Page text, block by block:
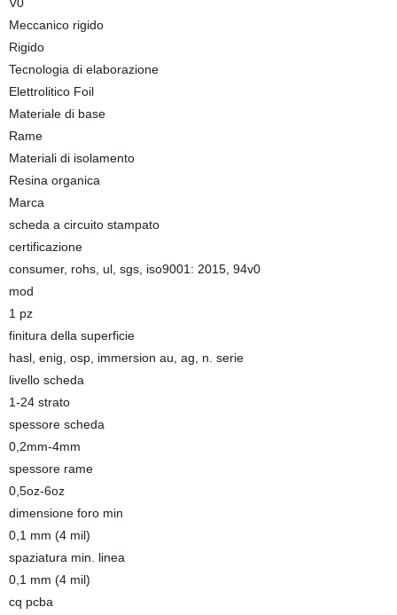
Meccanico rigido
Rigido
Tecnologia di elaborazione
Elettrolitico Foil
Materiale di base
Rame
Materiali di isolamento
Resina organica
Marca
scheda a circuito stampato
certificazione
consumer, rohs, ul, sgs, iso9001: 2015, 94v0
mod
1 pz
finitura della superficie
hasl, enig, osp, immersion au, ag, n. serie
livello scheda
1-24 strato
spessore scheda
0,2mm-4mm
spessore rame
0,5oz-6oz
dimensione foro min
0,1 mm (4 mil)
spaziatura min. linea
0,1 mm (4 mil)
cq pcba